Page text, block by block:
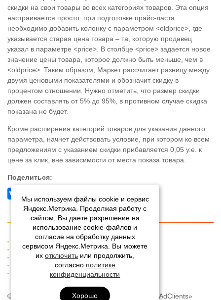
Мы используем файлы cookie и сервис
Яндекс.Метрика. Продолжая работу с
сайтом, Вы даете разрешение на
использование cookie-файлов и
согласие на обработку данных
сервисом Яндекс.Метрика. Вы можете
ихотключить или продолжить,
согласно политике
конфиденциальности
Хорошо
скидки на свои товары во всех категориях товаров. Эта опция
настраивается просто: при подготовке прайс-ласта
необходимо добавить колонку с параметром <oldprice>, где
указывается старая цена товара – та, которую продавец
указал в параметре <price>. В столбце <price> задается новое
значение цены товара, которое должно быть меньше, чем в
<oldprice>. Таким образом, Маркет рассчитает разницу между
двумя ценовыми показателями и обозначит скидку в
процентом отношении. Нужно отметить, что размер скидки
должен составлять от 5% до 95%, в противном случае скидка
показана не будет.
Кроме расширения категорий товаров для указания данного
параметра, начнет действовать условие, при котором ко всем
предложениям с указанием скидки прибавляется 0,05 у.е. к
цене за клик, вне зависимости от места показа товара.
Поделиться:
О компании
Работа в AdClients
Наши клиенты
© 2008-2026 Агентство интернет-маркетинга «AdClients»